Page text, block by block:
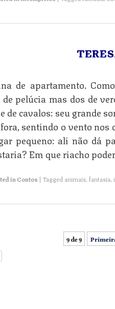
de apartamento.
pelúcia mas dos de
de cavalos: seu grande
sentindo o vento nos
pequeno: ali não dá
Em que riacho
inContos | Tagged animais, fantasia,
9 de 9